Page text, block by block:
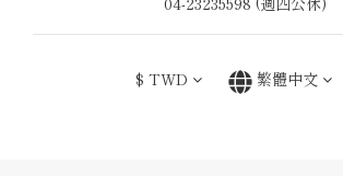
$ TWD 繁體中文